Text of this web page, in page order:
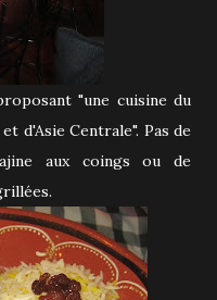
"une cuisine du
d'Asie Centrale". Pas de
aux coings ou de